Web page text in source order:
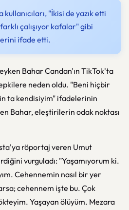
kullanıcıları, "İkisi de yazık etti
çalışıyor kafalar" gibi
ifade etti.
Bahar Candan'ın TikTok'ta
neden oldu. "Beni hiçbir
ta kendisiyim" ifadelerinin
Bahar, eleştirilerin odak noktası
röportaj veren Umut
vurguladı: "Yaşamıyorum ki.
Cehennemin nasıl bir yer
cehennem işte bu. Çok
Yaşayan ölüyüm. Mezara